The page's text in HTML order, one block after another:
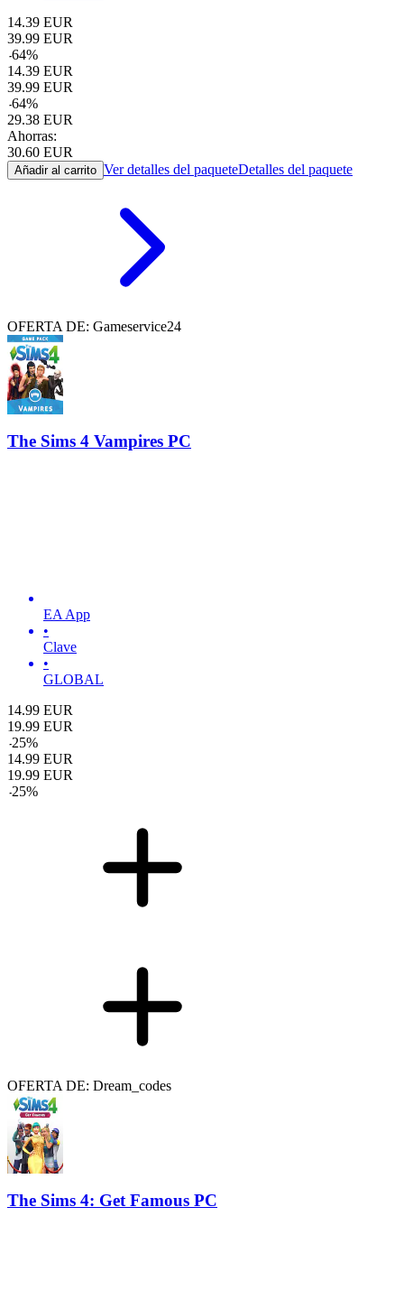
14.39 EUR
39.99 EUR
-64%
14.39 EUR
39.99 EUR
-64%
29.38 EUR
Ahorras:
30.60 EUR
Añadir al carrito Ver detalles del paqueteDetalles del paquete
OFERTA DE: Gameservice24
The Sims 4 Vampires PC
EA App
•
Clave
•
GLOBAL
14.99 EUR
19.99 EUR
-25%
14.99 EUR
19.99 EUR
-25%
OFERTA DE: Dream_codes
The Sims 4: Get Famous PC